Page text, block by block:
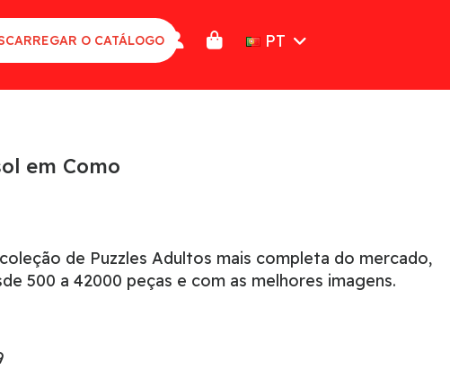
O CATÁLOGO PT
em Como
de Puzzles Adultos mais completa do mercado,
500 a 42000 peças e com as melhores imagens.